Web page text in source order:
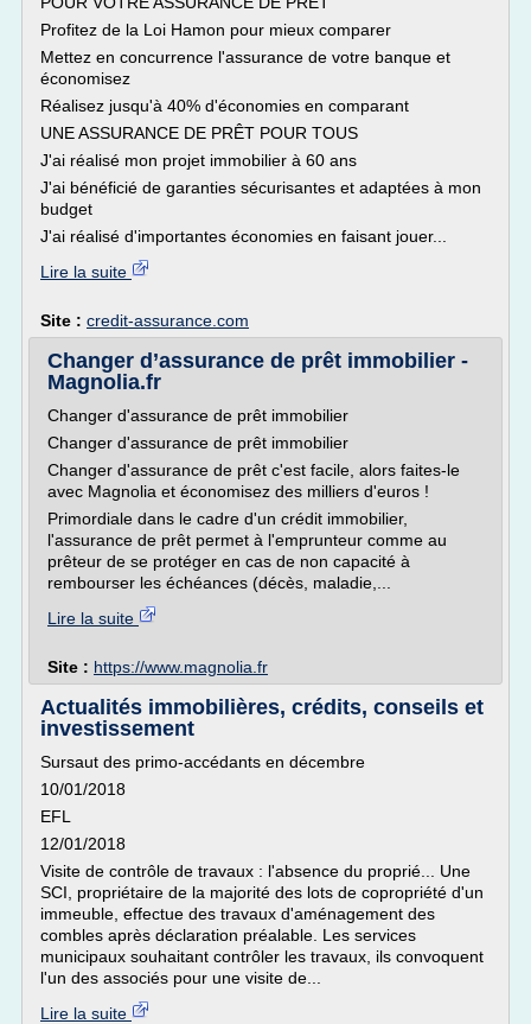
Profitez de la Loi Hamon pour mieux comparer
Mettez en concurrence l'assurance de votre banque et
économisez
Réalisez jusqu'à 40% d'économies en comparant
UNE ASSURANCE DE PRÊT POUR TOUS
J'ai réalisé mon projet immobilier à 60 ans
J'ai bénéficié de garanties sécurisantes et adaptées à mon
budget
J'ai réalisé d'importantes économies en faisant jouer...
Lire la suite
Site : credit-assurance.com
Changer d’assurance de prêt immobilier -
Magnolia.fr
Changer d'assurance de prêt immobilier
Changer d'assurance de prêt immobilier
Changer d'assurance de prêt c'est facile, alors faites-le
avec Magnolia et économisez des milliers d'euros !
Primordiale dans le cadre d'un crédit immobilier,
l'assurance de prêt permet à l'emprunteur comme au
prêteur de se protéger en cas de non capacité à
rembourser les échéances (décès, maladie,...
Lire la suite
Site : https://www.magnolia.fr
Actualités immobilières, crédits, conseils et
investissement
Sursaut des primo-accédants en décembre
10/01/2018
EFL
12/01/2018
Visite de contrôle de travaux : l'absence du proprié... Une
SCI, propriétaire de la majorité des lots de copropriété d'un
immeuble, effectue des travaux d'aménagement des
combles après déclaration préalable. Les services
municipaux souhaitant contrôler les travaux, ils convoquent
l'un des associés pour une visite de...
Lire la suite